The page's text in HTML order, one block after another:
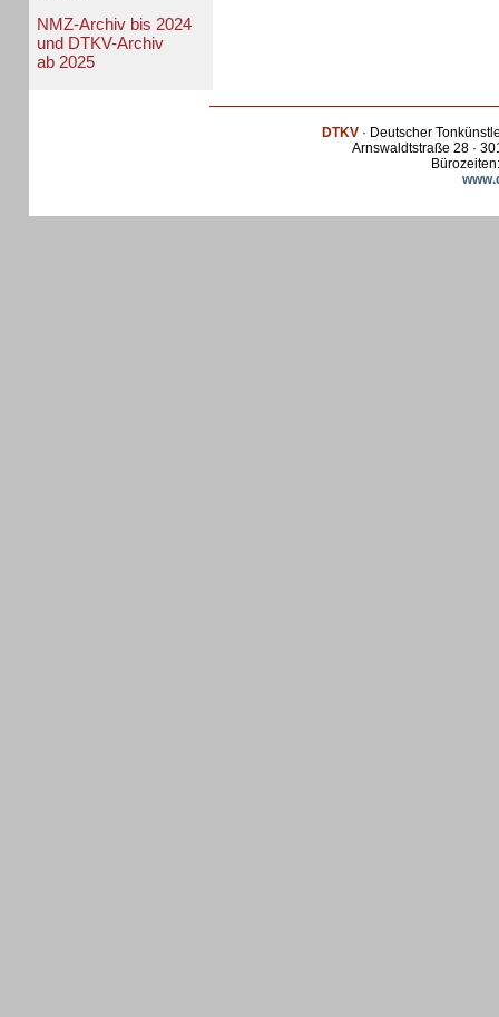
NMZ-Archiv bis 2024
und DTKV-Archiv
ab 2025
DTKV· Deutscher
Arnswaldtstraße 28 ·